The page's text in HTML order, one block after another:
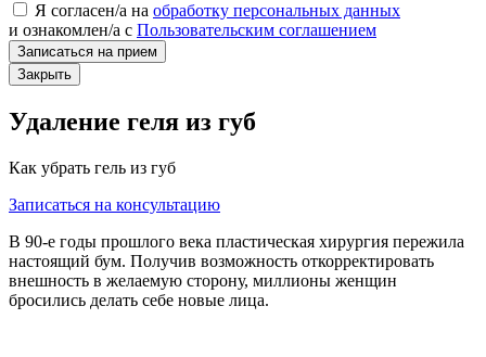
Я согласен/а на обработку персональных данных
и ознакомлен/а с Пользовательским соглашением
Записаться на прием
Закрыть
Удаление геля из губ
Как убрать гель из губ
Записаться на консультацию
В 90-е годы прошлого века пластическая хирургия пережила
настоящий бум. Получив возможность откорректировать
внешность в желаемую сторону, миллионы женщин
бросились делать себе новые лица.